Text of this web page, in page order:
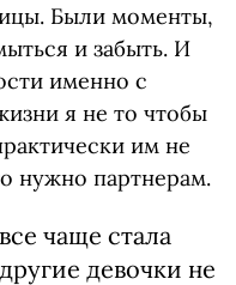
Были моменты,
и забыть. И
именно с
я не то чтобы
им не
нужно партнерам.
чаще стала
девочки не